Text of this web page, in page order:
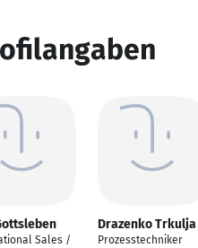
Sales /
Drazenko Trkulja
Prozesstechniker